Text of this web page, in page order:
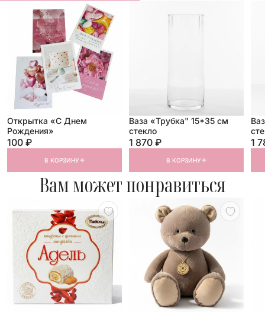
Открытка «С Днем
Рождения»
100 ₽
В КОРЗИНУ
Ваза «Трубка" 15*35 см
стекло
1 870 ₽
В КОРЗИНУ
1
Вам может понравиться